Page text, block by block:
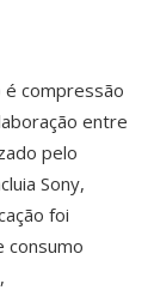
é compressão
entre
pelo
Sony,
foi
consumo